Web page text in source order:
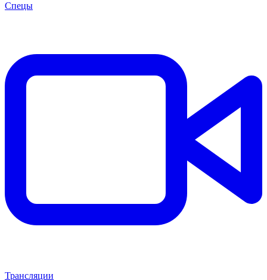
Спецы
Трансляции